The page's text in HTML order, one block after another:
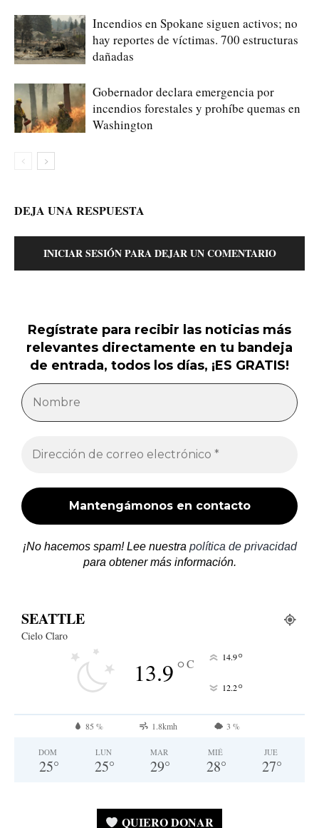
Incendios en Spokane siguen activos; no
hay reportes de víctimas. 700 estructuras
dañadas
Gobernador declara emergencia por
incendios forestales y prohíbe quemas en
Washington
DEJA UNA RESPUESTA
INICIAR SESIÓN PARA DEJAR UN COMENTARIO
Regístrate para recibir las noticias más
relevantes directamente en tu bandeja
de entrada, todos los días, ¡ES GRATIS!
¡No hacemos spam! Lee nuestra política de privacidad
para obtener más información.
SEATTLE
Cielo Claro
13.9°C 14.9°
12.2°
85 % 1.8kmh 3 %
DOM
25°
LUN
25°
MAR
29°
MIÉ
28°
JUE
27°
QUIERO DONAR